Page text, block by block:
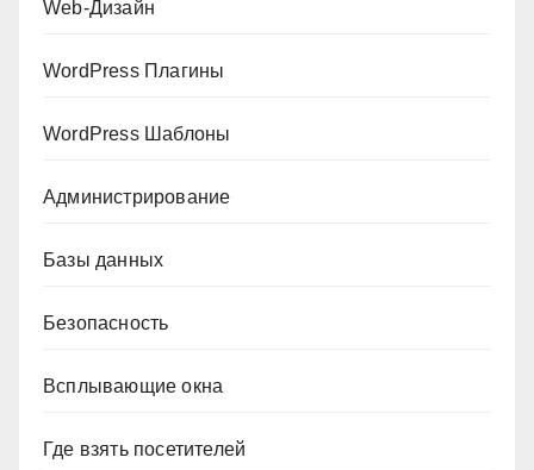
Web-Дизайн
WordPress Плагины
WordPress Шаблоны
Администрирование
Базы данных
Безопасность
Всплывающие окна
Где взять посетителей